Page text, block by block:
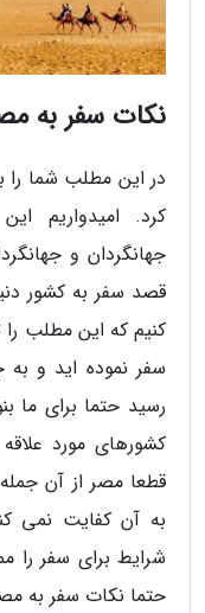
نکات سفر به
در این مطلب شما را
کرد. امیدواریم
جهانگردان و
قصد سفر به کشور
کنیم که این مطلب را
سفر نموده اید و به
رسید حتما برای ما
کشورهای مورد
قطعا مصر از آن
به آن کفایت نمی
شرایط برای سفر را
حتما نکات سفر به